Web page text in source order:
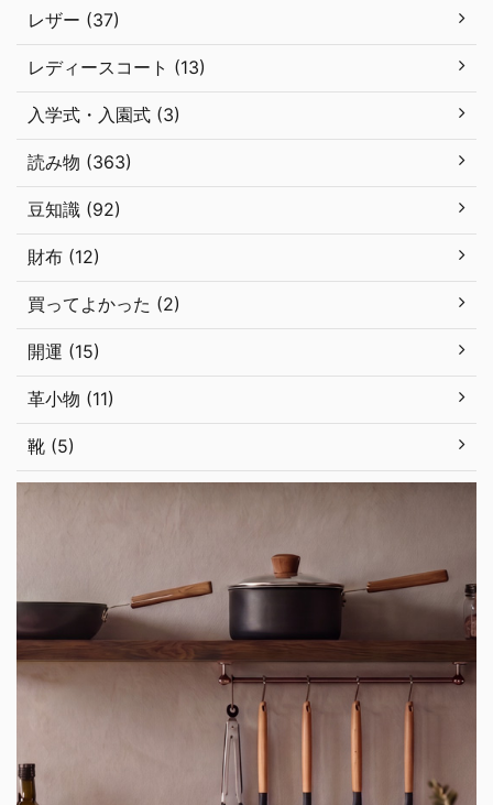
レザー (37)
レディースコート (13)
入学式・入園式 (3)
読み物 (363)
豆知識 (92)
財布 (12)
買ってよかった (2)
開運 (15)
革小物 (11)
靴 (5)